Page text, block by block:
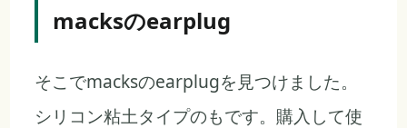
macksのearplug
そこでmacksのearplugを見つけました。
シリコン粘土タイプのもです。購入して使